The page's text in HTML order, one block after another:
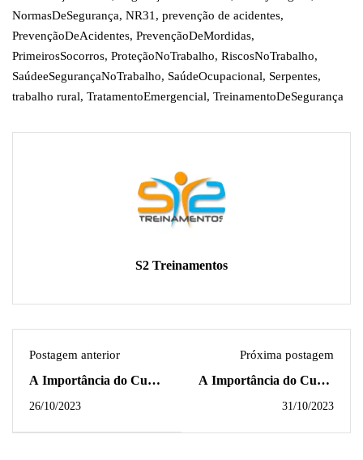
NormasDeSegurança, NR31, prevenção de acidentes,
PrevençãoDeAcidentes, PrevençãoDeMordidas,
PrimeirosSocorros, ProteçãoNoTrabalho, RiscosNoTrabalho,
SaúdeeSegurançaNoTrabalho, SaúdeOcupacional, Serpentes,
trabalho rural, TratamentoEmergencial, TreinamentoDeSegurança
S2 Treinamentos
Postagem anterior
A Importância do Curso
26/10/2023
Próxima postagem
A Importância do Curso
31/10/2023